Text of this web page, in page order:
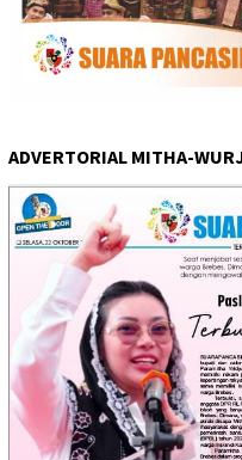
ADVERTORIAL MITHA-